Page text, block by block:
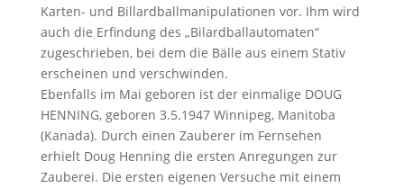
Karten- und Billardballmanipulationen vor. Ihm wird
auch die Erfindung des „Bilardballautomaten“
zugeschrieben, bei dem die Bälle aus einem Stativ
erscheinen und verschwinden.
Ebenfalls im Mai geboren ist der einmalige DOUG
HENNING, geboren 3.5.1947 Winnipeg, Manitoba
(Kanada). Durch einen Zauberer im Fernsehen
erhielt Doug Henning die ersten Anregungen zur
Zauberei. Die ersten eigenen Versuche mit einem